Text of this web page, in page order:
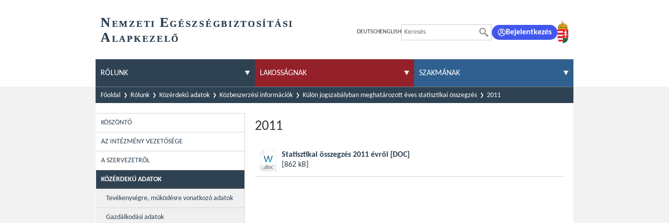
NEMZETI EGÉSZSÉGBIZTOSÍTÁSI
ALAPKEZELŐ
DEUTSCH ENGLISH Bejelentkezés
RÓLUNK LAKOSSÁGNAK SZAKMÁNAK
Főoldal Rólunk Közérdekű adatok Közbeszerzési információk Külön jogszabályban meghatározott éves statisztikai összegzés 2011
KÖSZÖNTŐ
AZ INTÉZMÉNY VEZETŐSÉGE
A SZERVEZETRŐL
KÖZÉRDEKŰ ADATOK
Tevékenységre, működésre vonatkozó adatok
Gazdálkodási adatok
2011
Statisztikai összegzés 2011 évről
[DOC]
[862 kB]